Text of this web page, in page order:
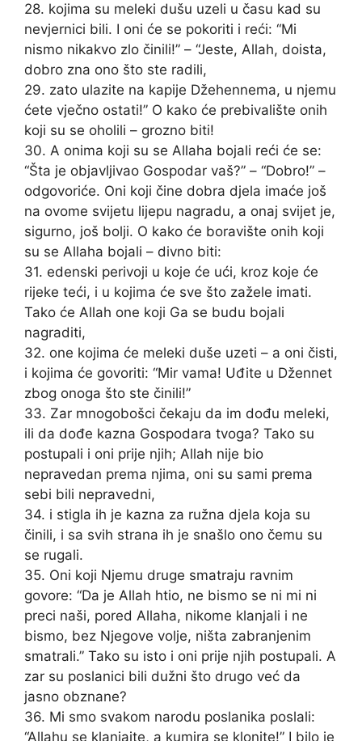
28. kojima su meleki dušu uzeli u času kad su
nevjernici bili. I oni će se pokoriti i reći: “Mi
nismo nikakvo zlo činili!” – “Jeste, Allah, doista,
dobro zna ono što ste radili,
29. zato ulazite na kapije Džehennema, u njemu
ćete vječno ostati!” O kako će prebivalište onih
koji su se oholili – grozno biti!
30. A onima koji su se Allaha bojali reći će se:
“Šta je objavljivao Gospodar vaš?” – “Dobro!” –
odgovoriće. Oni koji čine dobra djela imaće još
na ovome svijetu lijepu nagradu, a onaj svijet je,
sigurno, još bolji. O kako će boravište onih koji
su se Allaha bojali – divno biti:
31. edenski perivoji u koje će ući, kroz koje će
rijeke teći, i u kojima će sve što zažele imati.
Tako će Allah one koji Ga se budu bojali
nagraditi,
32. one kojima će meleki duše uzeti – a oni čisti,
i kojima će govoriti: “Mir vama! Uđite u Džennet
zbog onoga što ste činili!”
33. Zar mnogobošci čekaju da im dođu meleki,
ili da dođe kazna Gospodara tvoga? Tako su
postupali i oni prije njih; Allah nije bio
nepravedan prema njima, oni su sami prema
sebi bili nepravedni,
34. i stigla ih je kazna za ružna djela koja su
činili, i sa svih strana ih je snašlo ono čemu su
se rugali.
35. Oni koji Njemu druge smatraju ravnim
govore: “Da je Allah htio, ne bismo se ni mi ni
preci naši, pored Allaha, nikome klanjali i ne
bismo, bez Njegove volje, ništa zabranjenim
smatrali.” Tako su isto i oni prije njih postupali. A
zar su poslanici bili dužni što drugo već da
jasno obznane?
36. Mi smo svakom narodu poslanika poslali:
“Allahu se klanjajte, a kumira se klonite!” I bilo je